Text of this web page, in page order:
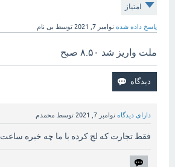
امتیاز
پاسخ داده شده نوامبر 7, 2021 توسط بی نام
ملت واریز شد ۸.۵۰ صبح
دارای دیدگاه نوامبر 7, 2021 توسط محمدم
فقط تجارت که لج کرده با ما چه خبره ساعت ۱۰ شد ۱۶ آبان